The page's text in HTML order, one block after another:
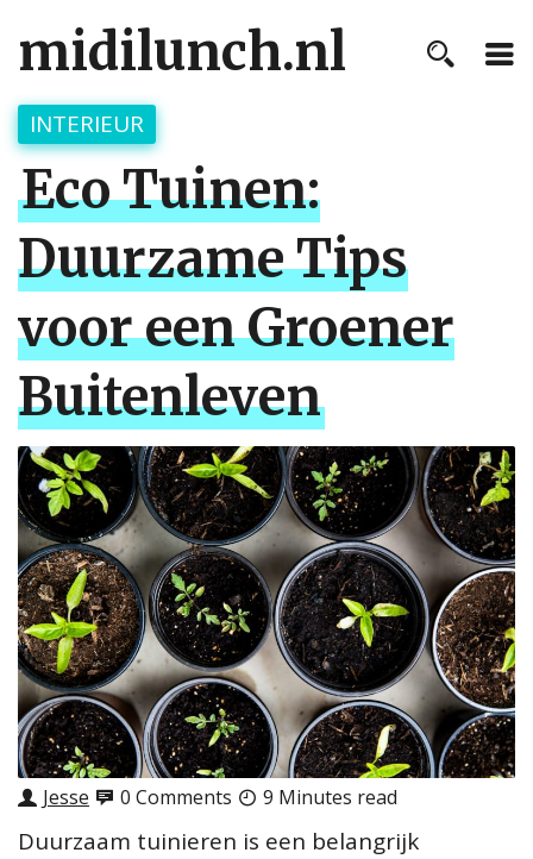
midilunch.nl
INTERIEUR
Eco Tuinen:
Duurzame Tips
voor een Groener
Buitenleven
Jesse 0 Comments 9 Minutes read
Duurzaam tuinieren is een belangrijk